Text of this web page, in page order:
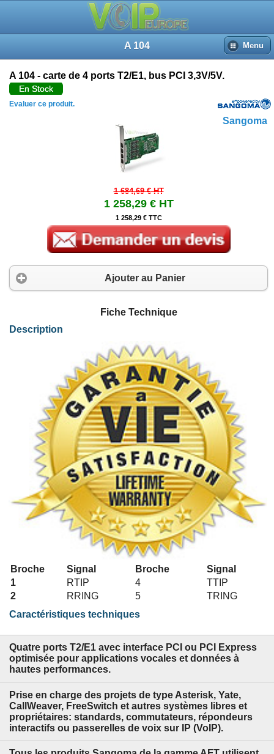
A 104 Menu
Sangoma
A 104 - carte de 4 ports T2/E1, bus PCI 3,3V/5V.
En Stock
Evaluer ce produit.
1 684,69 €HT
1 258,29 €HT
1 258,29 € TTC
Ajouter au Panier
Fiche Technique
Description
La carte A104 prend en charge un maximum de 120 communications vocales
Avec les cartes Sangoma, vous pouvez bénéficier des dernières innovations
Une solution basée sur une carte Sangoma A104D ou A104DE avec DSP
Brochage RJ45 pour ligne T2/E1
Broche Signal Broche
Signal
1
RTIP 4
TTIP
2
RRING 5
TRING
Caractéristiques techniques
Quatre ports T2/E1 avec interface PCI ou PCI Express
optimisée pour applications vocales et données à
hautes performances.
Prise en charge des projets de type Asterisk, Yate,
CallWeaver, FreeSwitch et autres systèmes libres et
propriétaires: standards, commutateurs, répondeurs
interactifs ou passerelles de voix sur IP (VoIP).
Recherche
Connexion